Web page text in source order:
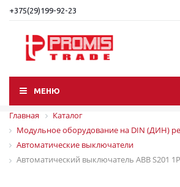
+375(29)199-92-23
МЕНЮ
Главная
Каталог
Модульное оборудование на DIN (ДИН)
Автоматические выключатели
Автоматический выключатель ABB S201